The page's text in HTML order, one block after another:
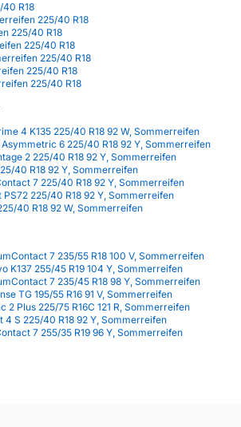
R18
225/40 R18
225/40 R18
225/40 R18
225/40 R18
225/40 R18
225/40 R18
4 K135 225/40 R18 92 W, Sommerreifen
Asymmetric 6 225/40 R18 92 Y, Sommerreifen
2 225/40 R18 92 Y, Sommerreifen
40 R18 92 Y, Sommerreifen
7 225/40 R18 92 Y, Sommerreifen
PS72 225/40 R18 92 Y, Sommerreifen
40 R18 92 W, Sommerreifen
7 235/55 R18 100 V, Sommerreifen
K137 255/45 R19 104 Y, Sommerreifen
7 235/45 R18 98 Y, Sommerreifen
TG 195/55 R16 91 V, Sommerreifen
2 Plus 225/75 R16C 121 R, Sommerreifen
4 S 225/40 R18 92 Y, Sommerreifen
7 255/35 R19 96 Y, Sommerreifen